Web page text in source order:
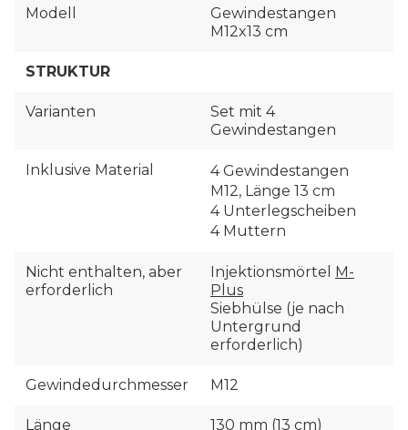
Modell
Gewindestangen
M12x13 cm
STRUKTUR
Varianten
Set mit 4
Gewindestangen
Inklusive Material
4 Gewindestangen
M12, Länge 13 cm
4 Unterlegscheiben
4 Muttern
Nicht enthalten, aber
erforderlich
Injektionsmörtel M-
Plus
Siebhülse (je nach
Untergrund
erforderlich)
Gewindedurchmesser M12
Länge 130 mm (13 cm)